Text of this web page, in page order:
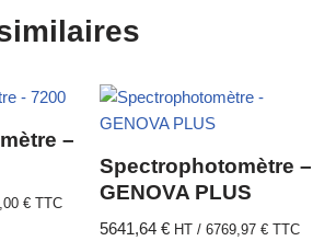
–
€ TTC
Spectrophotomètre –
GENOVA PLUS
5641,64€ HT /6769,97€ TTC